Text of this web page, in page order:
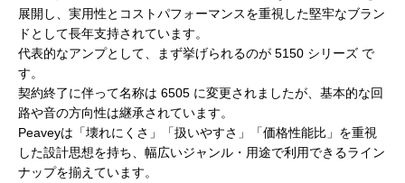
展開し、実用性とコストパフォーマンスを重視した堅牢なブラン
ドとして長年支持されています。
代表的なアンプとして、まず挙げられるのが 5150 シリーズ で
す。
契約終了に伴って名称は 6505 に変更されましたが、基本的な回
路や音の方向性は継承されています。
Peaveyは「壊れにくさ」「扱いやすさ」「価格性能比」を重視
した設計思想を持ち、幅広いジャンル・用途で利用できるライン
ナップを揃えています。